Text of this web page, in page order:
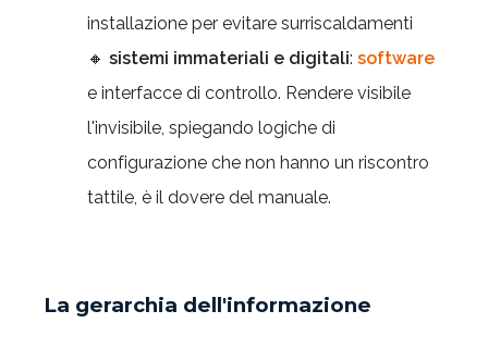
installazione per evitare surriscaldamenti
🔸 sistemi immateriali e digitali: software
e interfacce di controllo. Rendere visibile
l'invisibile, spiegando logiche di
configurazione che non hanno un riscontro
tattile, è il dovere del manuale.
La gerarchia dell'informazione